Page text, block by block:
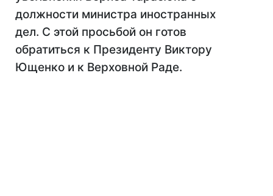
должности министра иностранных
дел. С этой просьбой он готов
обратиться к Президенту Виктору
Ющенко и к Верховной Раде.